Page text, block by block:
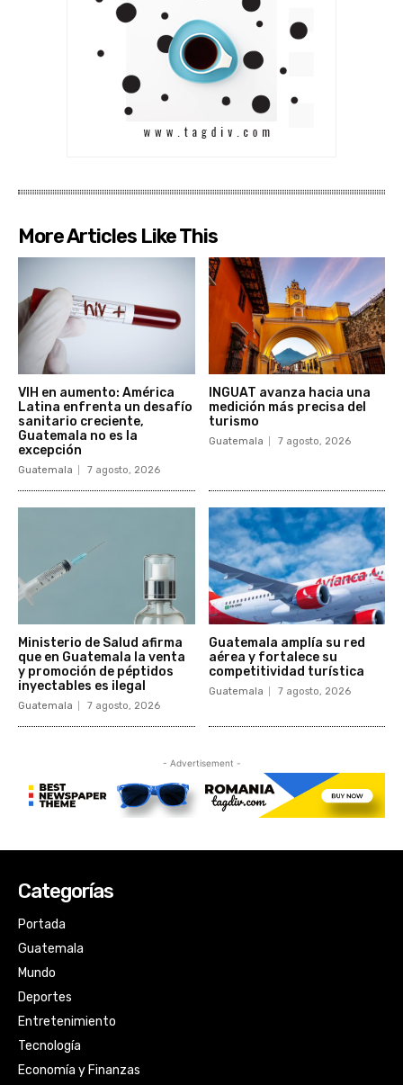
Categorías
Portada
Guatemala
Mundo
Deportes
Entretenimiento
Tecnología
Economía y Finanzas